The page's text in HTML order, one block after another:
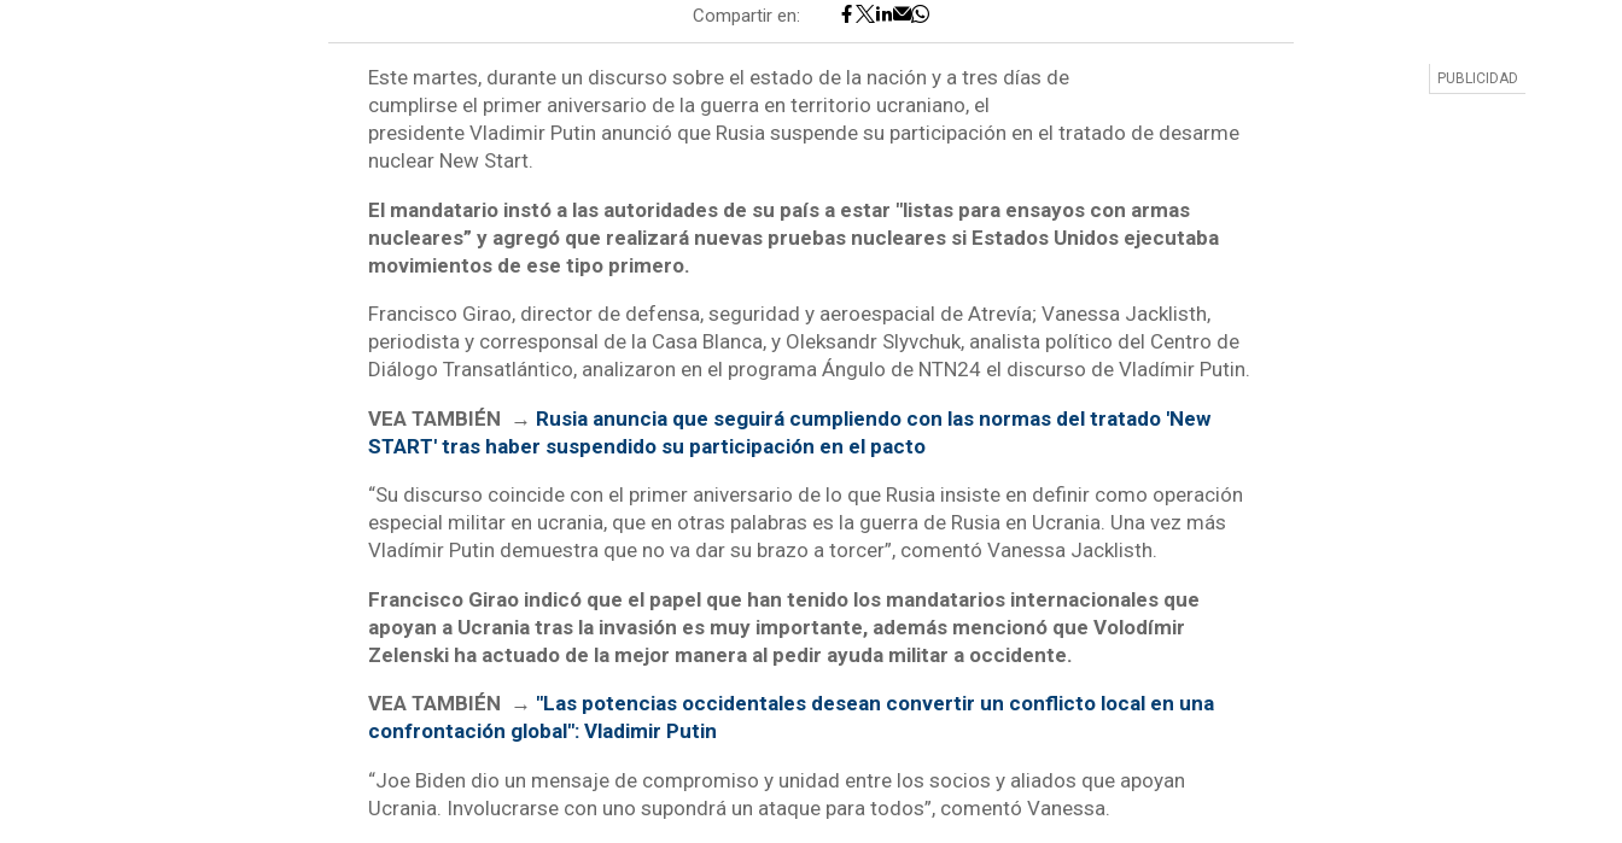
Compartir en:
Este martes, durante un discurso sobre el estado de la nación y a tres días de
cumplirse el primer aniversario de la guerra en territorio ucraniano, el
presidente Vladimir Putin anunció que Rusia suspende su participación en el tratado de desarme
nuclear New Start.
El mandatario instó a las autoridades de su país a estar "listas para ensayos con armas
nucleares” y agregó que realizará nuevas pruebas nucleares si Estados Unidos ejecutaba
movimientos de ese tipo primero.
Francisco Girao, director de defensa, seguridad y aeroespacial de Atrevía; Vanessa Jacklisth,
periodista y corresponsal de la Casa Blanca, y Oleksandr Slyvchuk, analista político del Centro de
Diálogo Transatlántico, analizaron en el programa Ángulo de NTN24 el discurso de Vladímir Putin.
VEA TAMBIÉN → Rusia anuncia que seguirá cumpliendo con las normas del tratado 'New
START' tras haber suspendido su participación en el pacto
“Su discurso coincide con el primer aniversario de lo que Rusia insiste en definir como operación
especial militar en ucrania, que en otras palabras es la guerra de Rusia en Ucrania. Una vez más
Vladímir Putin demuestra que no va dar su brazo a torcer”, comentó Vanessa Jacklisth.
Francisco Girao indicó que el papel que han tenido los mandatarios internacionales que
apoyan a Ucrania tras la invasión es muy importante, además mencionó que Volodímir
Zelenski ha actuado de la mejor manera al pedir ayuda militar a occidente.
VEA TAMBIÉN → "Las potencias occidentales desean convertir un conflicto local en una
confrontación global": Vladimir Putin
“Joe Biden dio un mensaje de compromiso y unidad entre los socios y aliados que apoyan
Ucrania. Involucrarse con uno supondrá un ataque para todos”, comentó Vanessa.